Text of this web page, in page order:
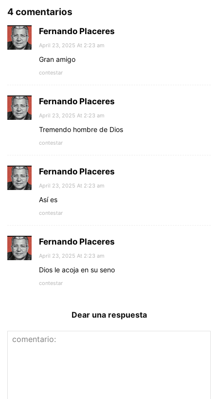
4 comentarios
Fernando Placeres
April 23, 2025 At 2:23 am
Gran amigo
contestar
Fernando Placeres
April 23, 2025 At 2:23 am
Tremendo hombre de Dios
contestar
Fernando Placeres
April 23, 2025 At 2:23 am
Así es
contestar
Fernando Placeres
April 23, 2025 At 2:23 am
Dios le acoja en su seno
contestar
Dear una respuesta